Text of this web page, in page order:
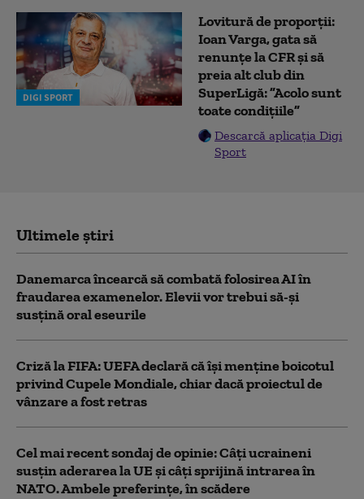
DIGI SPORT
Lovitură de proporții:
Ioan Varga, gata să
renunțe la CFR și să
preia alt club din
SuperLigă: ”Acolo sunt
toate condițiile”
Descarcă aplicația Digi
Sport
Ultimele știri
Danemarca încearcă să combată folosirea AI în
fraudarea examenelor. Elevii vor trebui să-şi
susţină oral eseurile
Criză la FIFA: UEFA declară că îşi menţine boicotul
privind Cupele Mondiale, chiar dacă proiectul de
vânzare a fost retras
Cel mai recent sondaj de opinie: Câți ucraineni
susțin aderarea la UE și câți sprijină intrarea în
NATO. Ambele preferințe, în scădere